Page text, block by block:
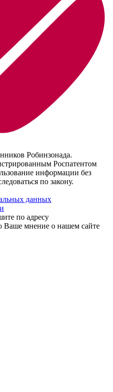
Робинзонада.
Роспатентом
информации без
по закону.
данных
по адресу
Ваше мнение о нашем сайте